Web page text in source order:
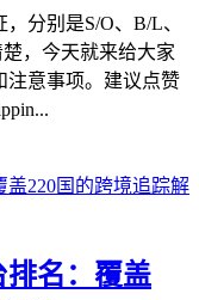
分别是S/O、B/L、
，今天就来给大家
注意事项。建议点赞
排名：覆盖